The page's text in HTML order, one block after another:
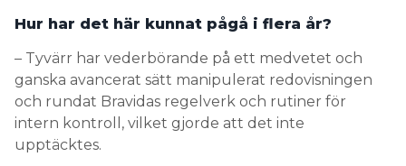
Hur har det här kunnat pågå i flera år?
– Tyvärr har vederbörande på ett medvetet och
ganska avancerat sätt manipulerat redovisningen
och rundat Bravidas regelverk och rutiner för
intern kontroll, vilket gjorde att det inte
upptäcktes.